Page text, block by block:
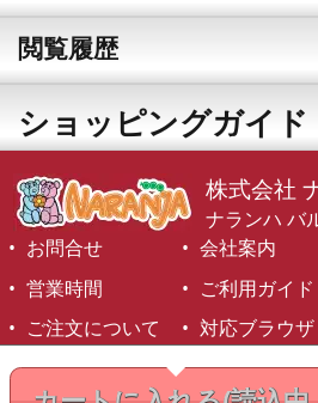
閲覧履歴
ショッピングガイド
株式会社
ナランハ バ
お問合せ
会社案内
営業時間
ご利用ガイド
ご注文について
対応ブラウザ
©1999-2026 NARANJA Inc.